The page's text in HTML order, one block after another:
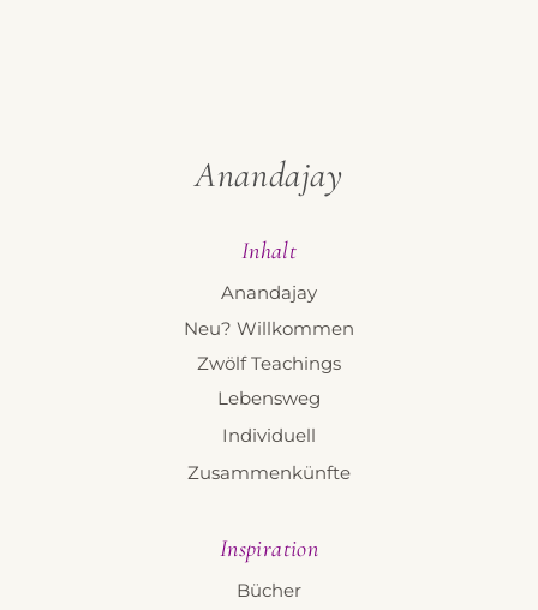
Inspiration
Bücher
Inhalt
Neu? Willkommen
Anandajay
Zwölf Teachings
Lebensweg
Individuell
Zusammenkünfte
Anandajay